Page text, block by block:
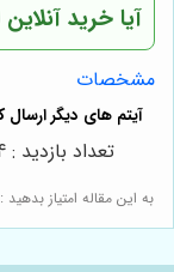
آیا خرید
مشخصات
به این مقاله امتیاز بدهید :
تعداد بازدید : 264